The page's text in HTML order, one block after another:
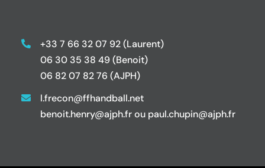
+33 7 66 32 07 92 (Laurent)
06 30 35 38 49 (Benoit)
06 82 07 82 76 (AJPH)
l.frecon@ffhandball.net
benoit.henry@ajph.fr ou paul.chupin@ajph.fr